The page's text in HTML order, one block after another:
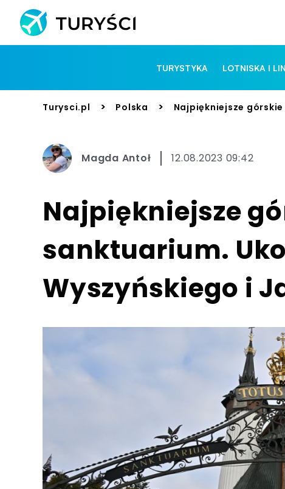
TURYSTYKA LOTNISKA I
Turysci.pl > Polska > Najpiękniejsze
Magda Antoł 12.08.2023 09:42
Najpiękniejsze
sanktuarium.
Wyszyńskiego i